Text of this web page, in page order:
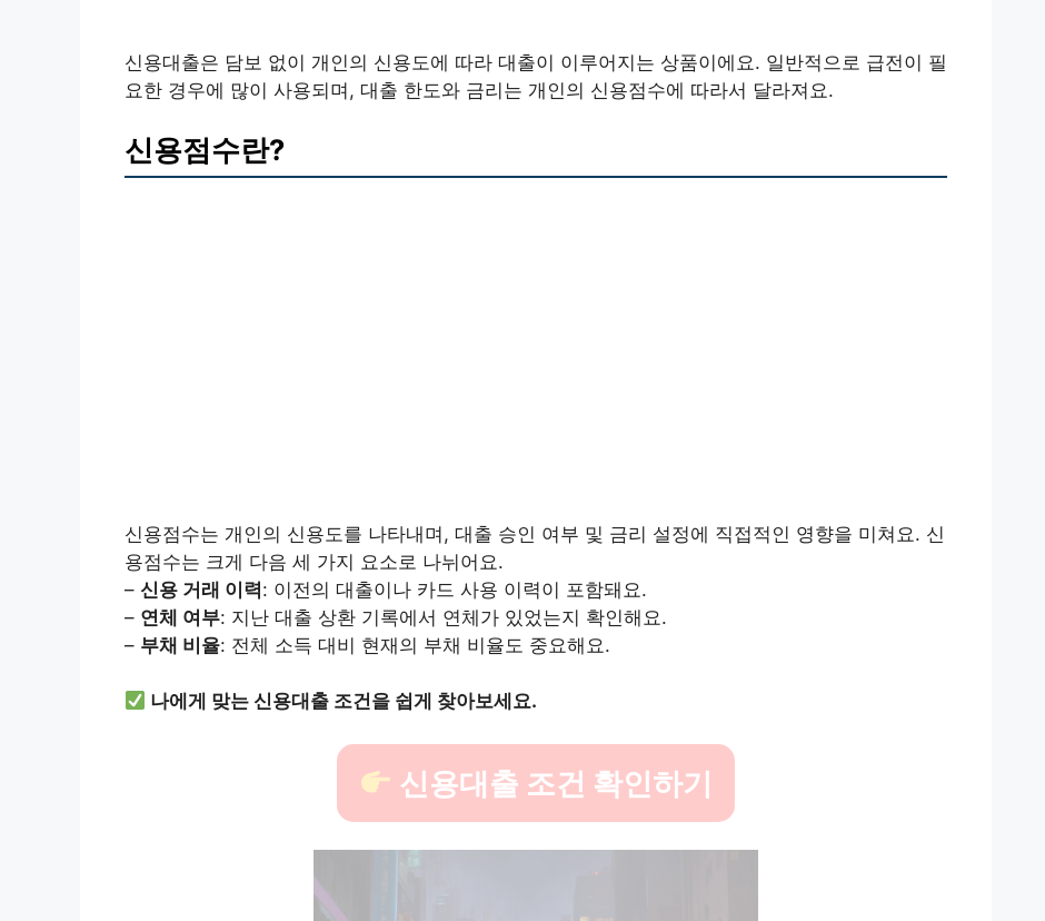
신용대출은 담보 없이 개인의 신용도에 따라 대출이 이루어지는 상품이에요. 일반적으로 급전이 필
요한 경우에 많이 사용되며, 대출 한도와 금리는 개인의 신용점수에 따라서 달라져요.
신용점수란?
신용점수는 개인의 신용도를 나타내며, 대출 승인 여부 및 금리 설정에 직접적인 영향을 미쳐요. 신
용점수는 크게 다음 세 가지 요소로 나뉘어요.
– 신용 거래 이력: 이전의 대출이나 카드 사용 이력이 포함돼요.
– 연체 여부: 지난 대출 상환 기록에서 연체가 있었는지 확인해요.
– 부채 비율: 전체 소득 대비 현재의 부채 비율도 중요해요.
나에게 맞는 신용대출 조건을 쉽게 찾아보세요.
신용대출 조건 확인하기